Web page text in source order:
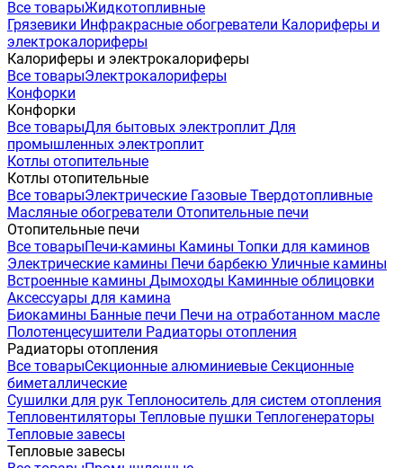
Все товарыЖидкотопливные
Грязевики Инфракрасные обогреватели Калориферы и
электрокалориферы
Калориферы и электрокалориферы
Все товарыЭлектрокалориферы
Конфорки
Конфорки
Все товарыДля бытовых электроплит Для
промышленных электроплит
Котлы отопительные
Котлы отопительные
Все товарыЭлектрические Газовые Твердотопливные
Масляные обогреватели Отопительные печи
Отопительные печи
Все товарыПечи-камины Камины Топки для каминов
Электрические камины Печи барбекю Уличные камины
Встроенные камины Дымоходы Каминные облицовки
Аксессуары для камина
Биокамины Банные печи Печи на отработанном масле
Полотенцесушители Радиаторы отопления
Радиаторы отопления
Все товарыСекционные алюминиевые Секционные
биметаллические
Сушилки для рук Теплоноситель для систем отопления
Тепловентиляторы Тепловые пушки Теплогенераторы
Тепловые завесы
Тепловые завесы